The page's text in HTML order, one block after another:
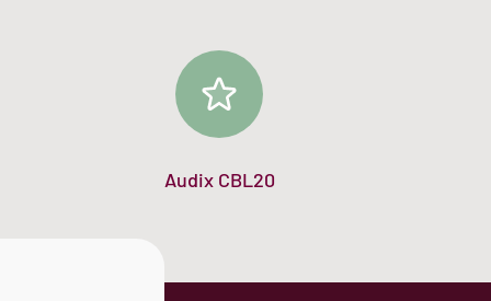
Audix CBL20